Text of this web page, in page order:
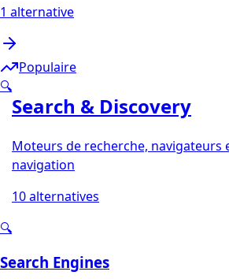
1 alternative
Populaire
🔍
Search & Discovery
Moteurs de recherche, navigateurs
navigation
10alternatives
🔍
Search Engines